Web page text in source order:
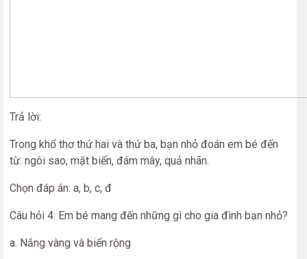
Trả lời:
Trong khổ thơ thứ hai và thứ ba, bạn nhỏ đoán em bé đến
từ: ngôi sao, mặt biển, đám mây, quả nhãn.
Chọn đáp án: a, b, c, đ
Câu hỏi 4: Em bé mang đến những gì cho gia đình bạn nhỏ?
a. Nắng vàng và biển rộng